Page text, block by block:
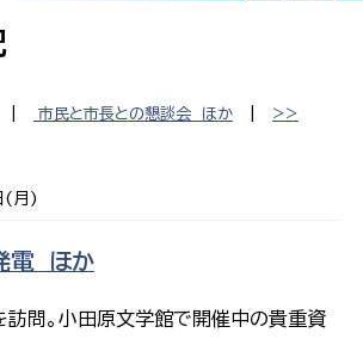
市民と市長との懇談会 ほか >>
月)
電 ほか
問。小田原文学館で開催中の貴重資